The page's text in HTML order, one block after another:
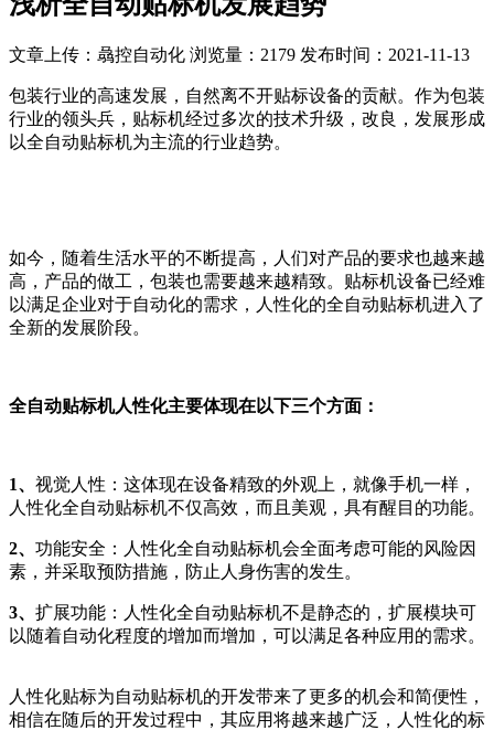
文章上传：骉控自动化 浏览量：2179 发布时间：2021-11-13
包装行业的高速发展，自然离不开贴标设备的贡献。作为包装
行业的领头兵，贴标机经过多次的技术升级，改良，发展形成
以全自动贴标机为主流的行业趋势。
如今，随着生活水平的不断提高，人们对产品的要求也越来越
高，产品的做工，包装也需要越来越精致。贴标机设备已经难
以满足企业对于自动化的需求，人性化的全自动贴标机进入了
全新的发展阶段。
全自动贴标机人性化主要体现在以下三个方面：
1、 视觉人性：这体现在设备精致的外观上，就像手机一样，
人性化全自动贴标机不仅高效，而且美观，具有醒目的功能。
2、 功能安全：人性化全自动贴标机会全面考虑可能的风险因
素，并采取预防措施，防止人身伤害的发生。
3、 扩展功能：人性化全自动贴标机不是静态的，扩展模块可
以随着自动化程度的增加而增加，可以满足各种应用的需求。
人性化贴标为自动贴标机的开发带来了更多的机会和简便性，
相信在随后的开发过程中，其应用将越来越广泛，人性化的标